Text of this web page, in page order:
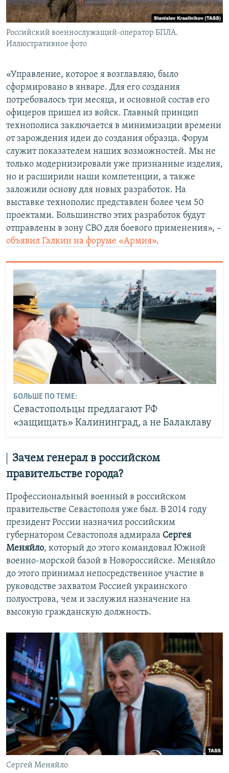
Российский военнослужащий-оператор БПЛА.
Иллюстративное фото
«Управление, которое я возглавляю, было
сформировано в январе. Для его создания
потребовалось три месяца, и основной состав его
офицеров пришел из войск. Главный принцип
технополиса заключается в минимизации времени
от зарождения идеи до создания образца. Форум
служит показателем наших возможностей. Мы не
только модернизировали уже признанные изделия,
но и расширили наши компетенции, а также
заложили основу для новых разработок. На
выставке технополис представлен более чем 50
проектами. Большинство этих разработок будут
отправлены в зону СВО для боевого применения», –
объявил Галкин на форуме «Армия».
БОЛЬШЕ ПО ТЕМЕ:
Севастопольцы предлагают РФ
«защищать» Калининград, а не Балаклаву
Зачем генерал в российском
правительстве города?
Профессиональный военный в российском
правительстве Севастополя уже был. В 2014 году
президент России назначил российским
губернатором Севастополя адмирала Сергея
Меняйло, который до этого командовал Южной
военно-морской базой в Новороссийске. Меняйло
до этого принимал непосредственное участие в
руководстве захватом Россией украинского
полуострова, чем и заслужил назначение на
высокую гражданскую должность.
Сергей Меняйло